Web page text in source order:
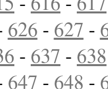
626 - 627 -
- 637 - 638
647 - 648 -